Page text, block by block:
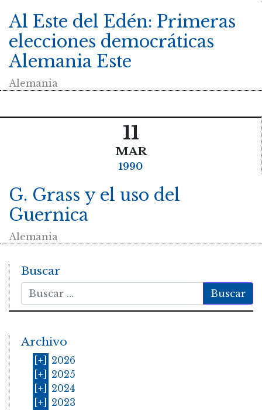
Al Este del Edén: Primeras
elecciones democráticas
Alemania Este
Alemania
11
MAR
1990
G. Grass y el uso del
Guernica
Alemania
Buscar
Buscar
Archivo
[+]
2026
[+]
2025
[+]
2024
[+]
2023